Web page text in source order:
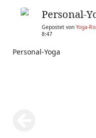
Personal-
Gepostet von Yoga-
8:47
Personal-Yoga